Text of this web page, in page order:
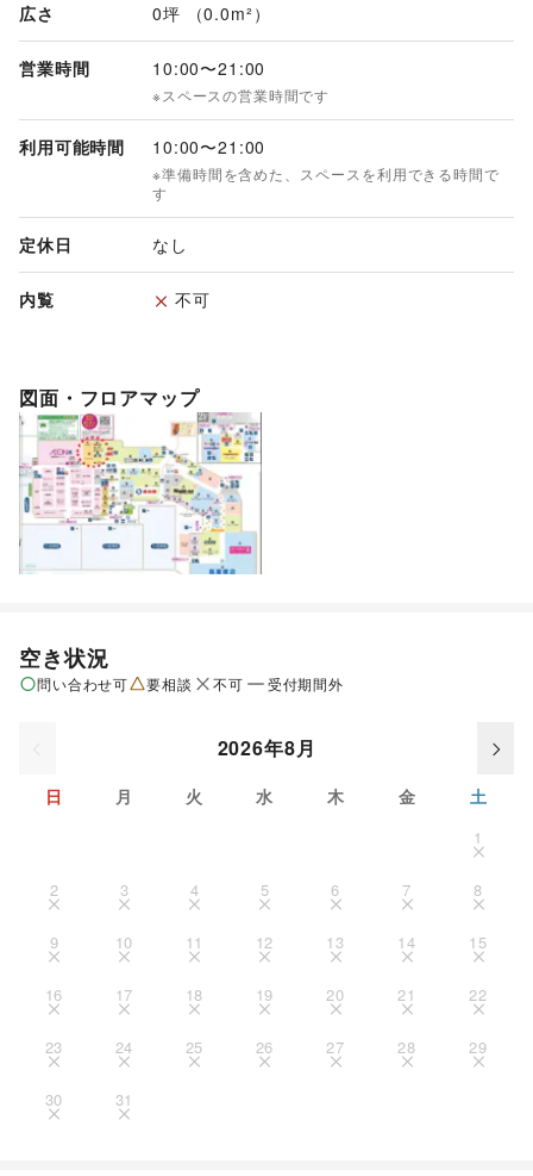
広さ 0坪 （0.0m²）
営業時間 10:00〜21:00
※スペースの営業時間です
利用可能時間 10:00〜21:00
※準備時間を含めた、スペースを利用できる時間で
す
定休日 なし
内覧 不可
図面・フロアマップ
空き状況
問い合わせ可 要相談 不可 受付期間外
2026年8月
日 月 火 水 木 金 土
1
2 3 4 5 6 7 8
9 10 11 12 13 14 15
16 17 18 19 20 21 22
23 24 25 26 27 28 29
30 31